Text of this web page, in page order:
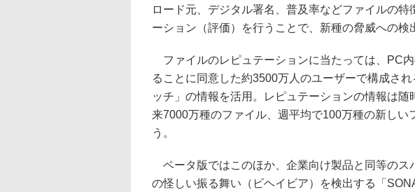
ロード元、デジタル署名、普及率などファイルの
ーション（評価）を行うことで、新種の脅威への検
ファイルのレピュテーションに当たっては、PC
ることに同意した約3500万人のユーザーで構成さ
ッチ」の情報を活用。レピュテーションの情報は随
来7000万種のファイル、週平均で100万種の新しい
う。
ベータ版ではこのほか、企業向け製品と同等のス
の怪しい振る舞い（ビヘイビア）を検出する「